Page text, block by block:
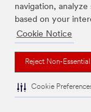
navigation,
based on your
Cookie Notice
Reject Non-
Cookie